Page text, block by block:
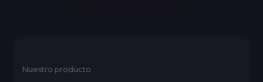
Nuestro producto